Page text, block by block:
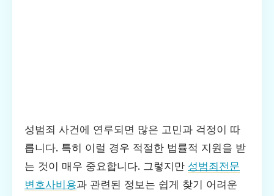
성범죄 사건에 연루되면 많은 고민과 걱정이 따
릅니다. 특히 이럴 경우 적절한 법률적 지원을 받
는 것이 매우 중요합니다. 그렇지만 성범죄전문
변호사비용과 관련된 정보는 쉽게 찾기 어려운